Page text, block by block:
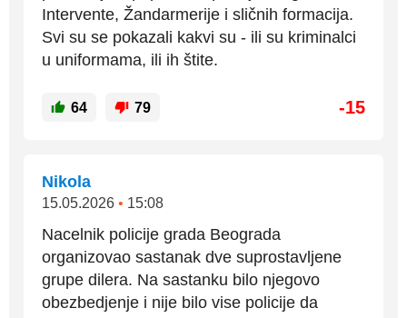
Intervente, Žandarmerije i sličnih formacija.
Svi su se pokazali kakvi su - ili su kriminalci
u uniformama, ili ih štite.
64 79 -15
Nikola
15.05.2026 • 15:08
Nacelnik policije grada Beograda
organizovao sastanak dve suprostavljene
grupe dilera. Na sastanku bilo njegovo
obezbedjenje i nije bilo vise policije da